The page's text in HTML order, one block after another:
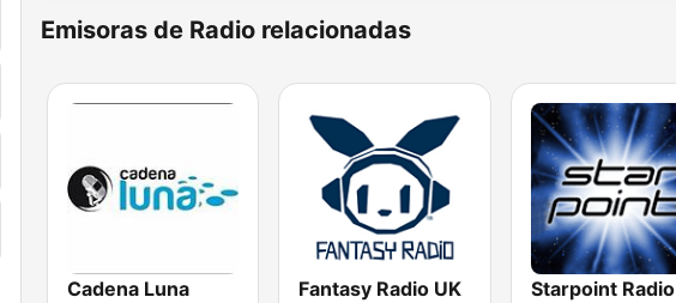
Emisoras de Radio relacionadas
Cadena Luna Fantasy Radio UK Starpoint Radio